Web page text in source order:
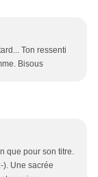
Ton ressenti
Bisous
que pour son titre.
). Une sacrée